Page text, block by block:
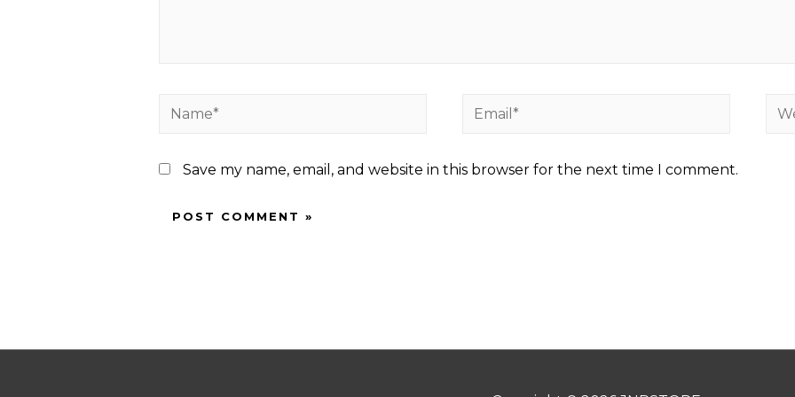
Name* Email*
Save my name, email, and website in this browser for the next time I comment.